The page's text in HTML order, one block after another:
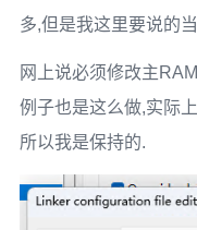
多,但是我这里要说的
网上说必须修改主
例子也是这么做,实际
所以我是保持的.